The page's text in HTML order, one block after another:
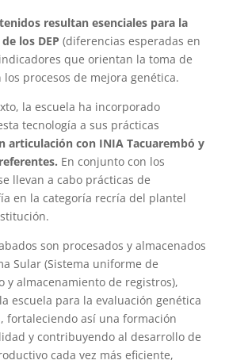
resultan esenciales para la
los DEP (diferencias esperadas en
que orientan la toma de
los procesos de mejora genética.
la escuela ha incorporado
tecnología a sus prácticas
articulación con INIA Tacuarembó y
En conjunto con los
llevan a cabo prácticas de
en la categoría recría del plantel
son procesados y almacenados
Sular (Sistema uniforme de
y almacenamiento de registros),
escuela para la evaluación genética
fortaleciendo así una formación
y contribuyendo al desarrollo de
cada vez más eficiente,